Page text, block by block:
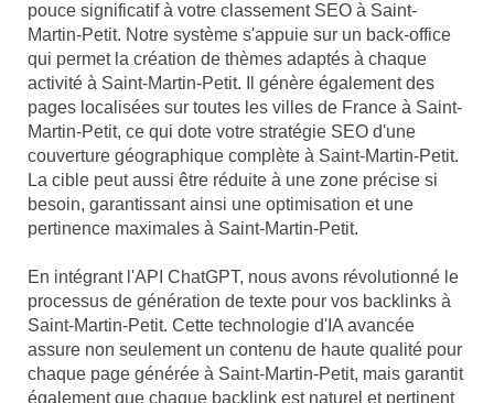
pouce significatif à votre classement SEO à Saint-
Martin-Petit. Notre système s'appuie sur un back-office
qui permet la création de thèmes adaptés à chaque
activité à Saint-Martin-Petit. Il génère également des
pages localisées sur toutes les villes de France à Saint-
Martin-Petit, ce qui dote votre stratégie SEO d'une
couverture géographique complète à Saint-Martin-Petit.
La cible peut aussi être réduite à une zone précise si
besoin, garantissant ainsi une optimisation et une
pertinence maximales à Saint-Martin-Petit.
En intégrant l'API ChatGPT, nous avons révolutionné le
processus de génération de texte pour vos backlinks à
Saint-Martin-Petit. Cette technologie d'IA avancée
assure non seulement un contenu de haute qualité pour
chaque page générée à Saint-Martin-Petit, mais garantit
également que chaque backlink est naturel et pertinent